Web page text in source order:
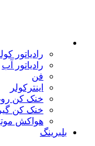
رادیاتور
رادیاتور آب
فن
اینترکولر
خنک کن
خنک کن
هواکش
بلبرینگ